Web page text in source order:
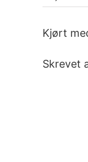
Kjørt
Skrevet